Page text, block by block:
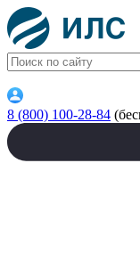
8 (800) 100-28-84